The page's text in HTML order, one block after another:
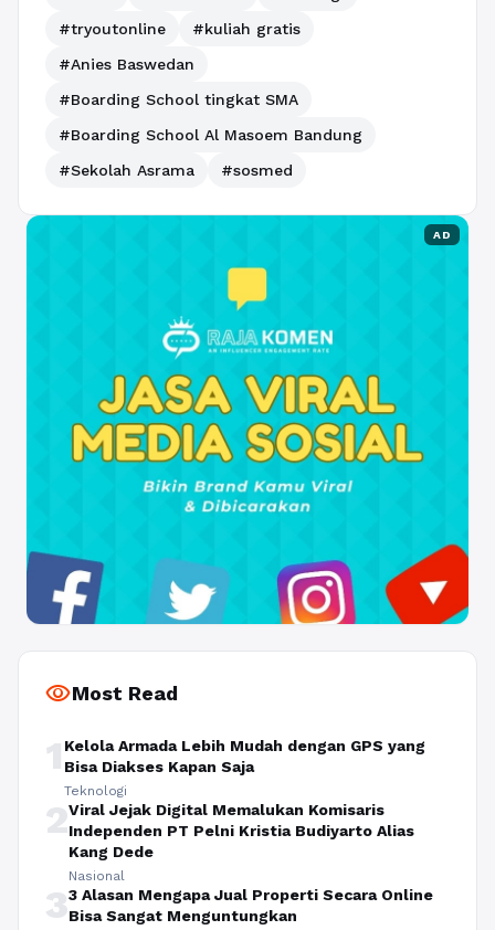
#tryoutonline
#kuliah gratis
#Anies Baswedan
#Boarding School tingkat SMA
#Boarding School Al Masoem Bandung
#Sekolah Asrama
#sosmed
AD
visibilityMost Read
1 Kelola Armada Lebih Mudah dengan GPS yang
Bisa Diakses Kapan Saja
Teknologi
2Viral Jejak Digital Memalukan Komisaris
Independen PT Pelni Kristia Budiyarto Alias
Kang Dede
Nasional
33 Alasan Mengapa Jual Properti Secara Online
Bisa Sangat Menguntungkan